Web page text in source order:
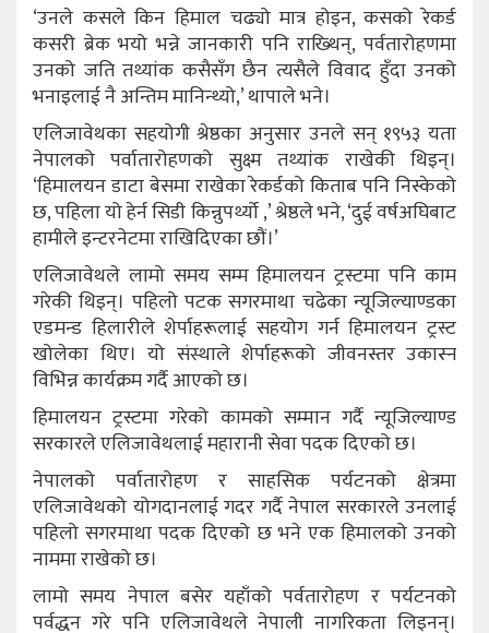
‘उनले कसले किन हिमाल चढ्यो मात्र होइन, कसको रेकर्ड
कसरी ब्रेक भयो भन्ने जानकारी पनि राख्थिन्, पर्वतारोहणमा
उनको जति तथ्यांक कसैसँग छैन त्यसैले विवाद हुँदा उनको
भनाइलाई नै अन्तिम मानिन्थ्यो,’ थापाले भने।
एलिजावेथका सहयोगी श्रेष्ठका अनुसार उनले सन् १९५३ यता
नेपालको पर्वातारोहणको सुक्ष्म तथ्यांक राखेकी थिइन्।
‘हिमालयन डाटा बेसमा राखेका रेकर्डको किताब पनि निस्केको
छ, पहिला यो हेर्न सिडी किन्नुपर्थ्यो ,’ श्रेष्ठले भने, ‘दुई वर्षअघिबाट
हामीले इन्टरनेटमा राखिदिएका छौं।’
एलिजावेथले लामो समय सम्म हिमालयन ट्रस्टमा पनि काम
गरेकी थिइन्। पहिलो पटक सगरमाथा चढेका न्यूजिल्याण्डका
एडमन्ड हिलारीले शेर्पाहरूलाई सहयोग गर्न हिमालयन ट्रस्ट
खोलेका थिए। यो संस्थाले शेर्पाहरूको जीवनस्तर उकास्न
विभिन्न कार्यक्रम गर्दै आएको छ।
हिमालयन ट्रस्टमा गरेको कामको सम्मान गर्दै न्यूजिल्याण्ड
सरकारले एलिजावेथलाई महारानी सेवा पदक दिएको छ।
नेपालको पर्वातारोहण र साहसिक पर्यटनको क्षेत्रमा
एलिजावेथको योगदानलाई गदर गर्दै नेपाल सरकारले उनलाई
पहिलो सगरमाथा पदक दिएको छ भने एक हिमालको उनको
नाममा राखेको छ।
लामो समय नेपाल बसेर यहाँको पर्वतारोहण र पर्यटनको
पर्वद्धन गरे पनि एलिजावेथले नेपाली नागरिकता लिइनन्।